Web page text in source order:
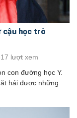
cậu học trò
lượt xem
con đường học Y.
hái được những